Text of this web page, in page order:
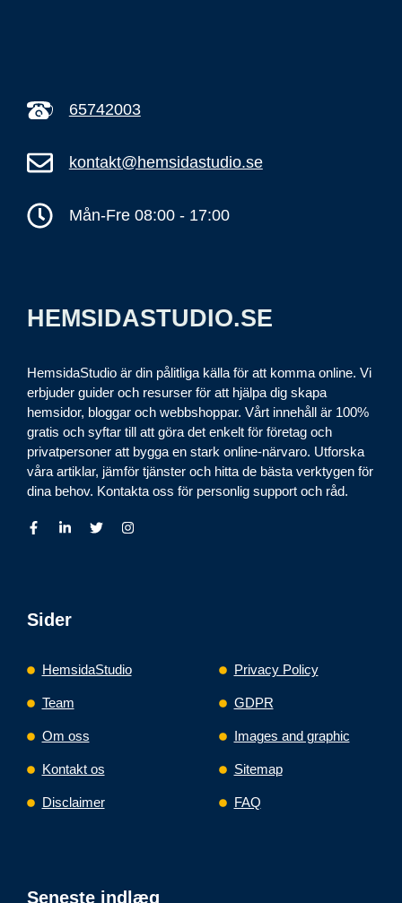
65742003
kontakt@hemsidastudio.se
Mån-Fre 08:00 - 17:00
HEMSIDASTUDIO.SE
HemsidaStudio är din pålitliga källa för att komma online. Vi
erbjuder guider och resurser för att hjälpa dig skapa
hemsidor, bloggar och webbshoppar. Vårt innehåll är 100%
gratis och syftar till att göra det enkelt för företag och
privatpersoner att bygga en stark online-närvaro. Utforska
våra artiklar, jämför tjänster och hitta de bästa verktygen för
dina behov. Kontakta oss för personlig support och råd.
Sider
HemsidaStudio
Team
Om oss
Kontakt os
Disclaimer
Privacy Policy
GDPR
Images and graphic
Sitemap
FAQ
Seneste indlæg